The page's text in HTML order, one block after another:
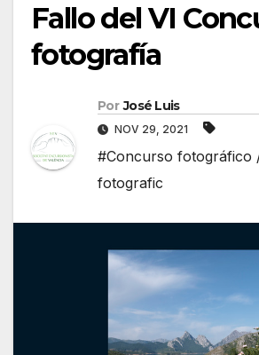
Fallo del VI
fotografía
Por José Luis
NOV 29, 2021
#Concurso fotográfico
fotografic